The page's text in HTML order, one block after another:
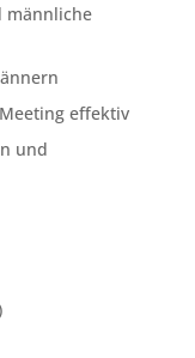
männliche
effektiv
und